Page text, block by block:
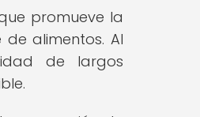
promueve la
alimentos. Al
de largos